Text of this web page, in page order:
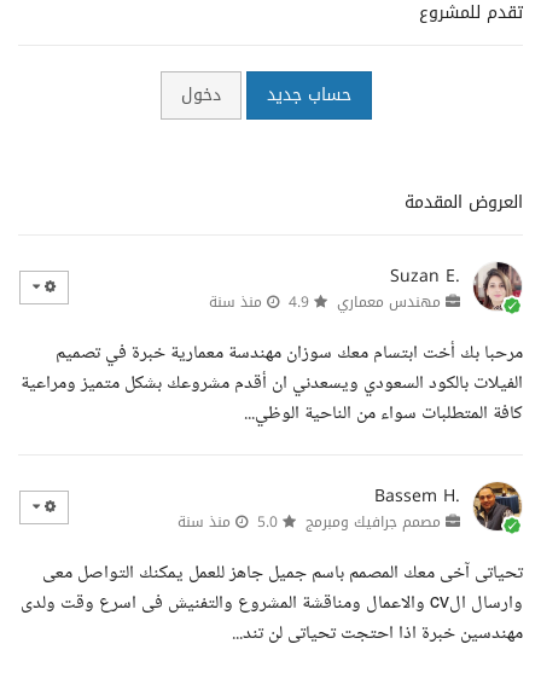
تقدم للمشروع
حساب جديد دخول
العروض المقدمة
Suzan E.
مهندس معماري منذ سنة
مرحبا بك أخت ابتسام معك سوزان مهندسة معمارية خبرة في تصميم
الفيلات بالكود السعودي ويسعدني ان أقدم مشروعك بشكل متميز ومراعية
كافة المتطلبات سواء من الناحية الوظي...
Bassem H.
مصمم جرافيك ومبرمج منذ سنة
تحياتى آخى معك المصمم باسم جميل جاهز للعمل يمكنك التواصل معى
وارسال الcv والاعمال ومناقشة المشروع والتفنيش فى اسرع وقت ولدى
مهندسين خبرة اذا احتجت تحياتى لن تند...